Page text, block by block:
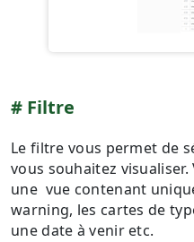
Filtre
Le filtre vous permet de
vous souhaitez
une vue contenant
warning, les cartes de
une date à venir etc.